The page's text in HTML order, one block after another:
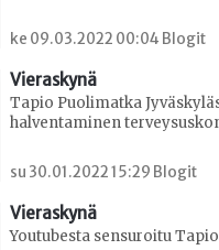
ke 09.03.2022 00:04 Blogit
Vieraskynä
Tapio Puolimatka
halventaminen
su 30.01.2022 15:29 Blogit
Vieraskynä
Youtubesta sensuroitu